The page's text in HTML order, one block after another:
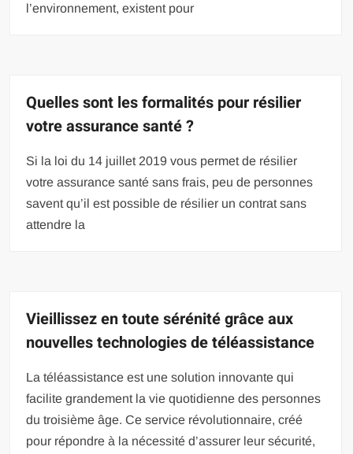
l’environnement, existent pour
Quelles sont les formalités pour résilier
votre assurance santé ?
Si la loi du 14 juillet 2019 vous permet de résilier
votre assurance santé sans frais, peu de personnes
savent qu’il est possible de résilier un contrat sans
attendre la
Vieillissez en toute sérénité grâce aux
nouvelles technologies de téléassistance
La téléassistance est une solution innovante qui
facilite grandement la vie quotidienne des personnes
du troisième âge. Ce service révolutionnaire, créé
pour répondre à la nécessité d’assurer leur sécurité,